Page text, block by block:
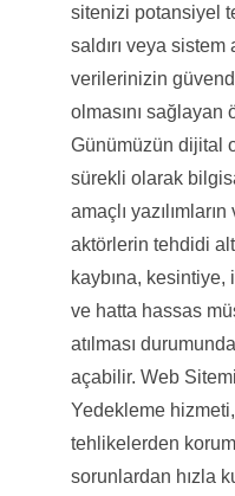
sitenizi potansiyel
saldırı veya sistem
verilerinizin
olmasını sağlayan
Günümüzün dijital
sürekli olarak
amaçlı
aktörlerin tehdidi
kaybına, kesintiye,
ve hatta hassas
atılması
açabilir. Web
Yedekleme
tehlikelerden
sorunlardan hızla